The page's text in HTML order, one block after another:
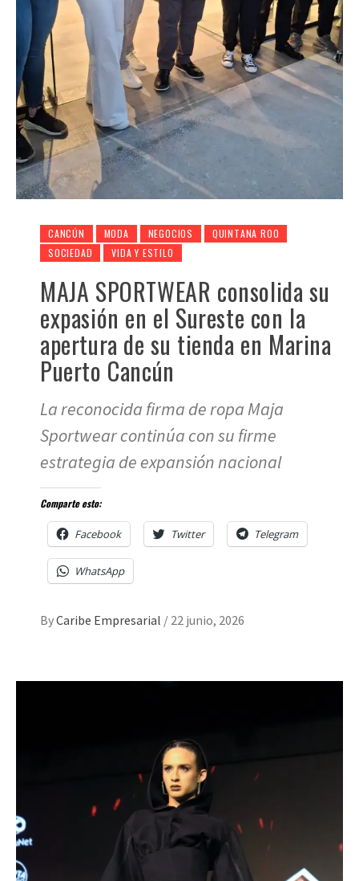
CANCÚN MODA NEGOCIOS
QUINTANA ROO
SOCIEDAD
VIDA Y ESTILO
MAJA SPORTWEAR consolida su
expasión en el Sureste con la
apertura de su tienda en Marina
Puerto Cancún
La reconocida firma de ropa Maja
Sportwear continúa con su firme
estrategia de expansión nacional
Comparte esto:
Facebook Twitter Telegram
WhatsApp
ByCaribe Empresarial / 22 junio, 2026